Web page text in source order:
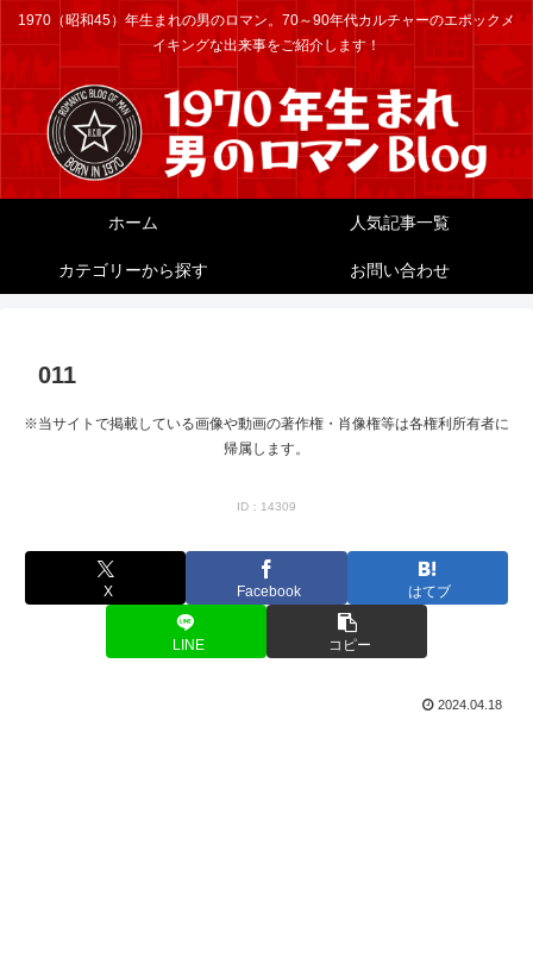
1970（昭和45）年生まれの男のロマン。70～90年代カルチャーのエポックメ
イキングな出来事をご紹介します！
ホーム 人気記事一覧
カテゴリーから探す お問い合わせ
011
※当サイトで掲載している画像や動画の著作権・肖像権等は各権利所有者に
帰属します。
ID：14309
X Facebook はてブ
LINE コピー
2024.04.18